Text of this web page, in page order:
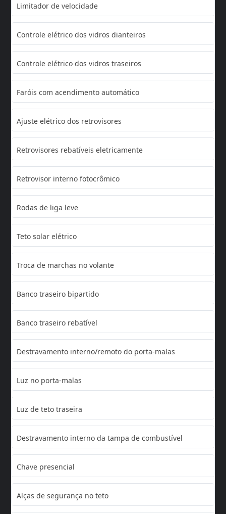
Limitador de velocidade
Controle elétrico dos vidros dianteiros
Controle elétrico dos vidros traseiros
Faróis com acendimento automático
Ajuste elétrico dos retrovisores
Retrovisores rebatíveis eletricamente
Retrovisor interno fotocrômico
Rodas de liga leve
Teto solar elétrico
Troca de marchas no volante
Banco traseiro bipartido
Banco traseiro rebatível
Destravamento interno/remoto do porta-malas
Luz no porta-malas
Luz de teto traseira
Destravamento interno da tampa de combustível
Chave presencial
Alças de segurança no teto